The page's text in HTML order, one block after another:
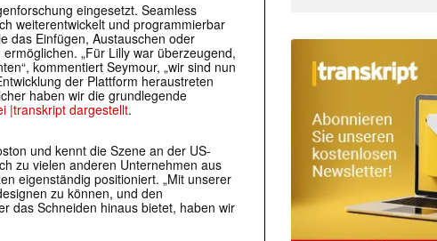
eingesetzt. Seamless
weiterentwickelt und programmierbar
das Einfügen, Austauschen oder
„Für Lilly war überzeugend,
kommentiert Seymour, „wir sind nun
der Plattform heraustreten
haben wir die grundlegende
|transkript dargestellt.
und kennt die Szene an der US-
zu vielen anderen Unternehmen aus
eigenständig positioniert. „Mit unserer
zu können, und den
das Schneiden hinaus bietet, haben wir